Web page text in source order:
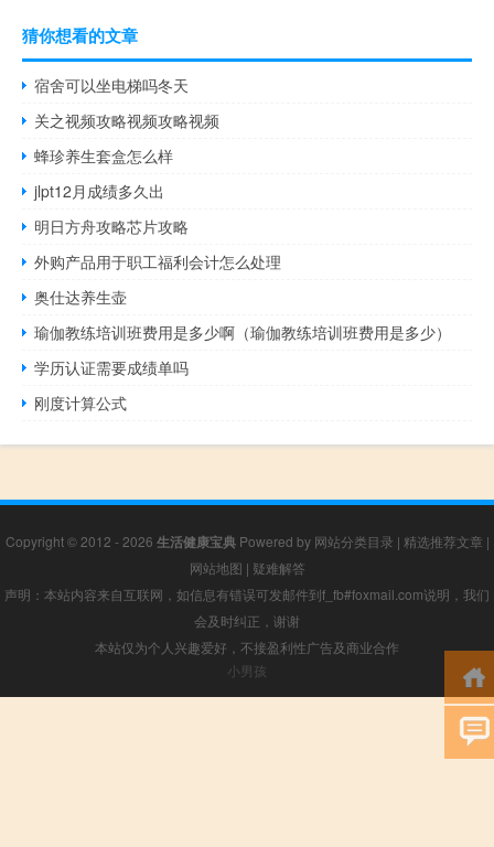
猜你想看的文章
宿舍可以坐电梯吗冬天
关之视频攻略视频攻略视频
蜂珍养生套盒怎么样
jlpt12月成绩多久出
明日方舟攻略芯片攻略
外购产品用于职工福利会计怎么处理
奥仕达养生壶
瑜伽教练培训班费用是多少啊（瑜伽教练培训班费用是多少）
学历认证需要成绩单吗
刚度计算公式
Copyright © 2012 - 2026 生活健康宝典Powered by 网站分类目录 | 精选推荐文章 |
网站地图 | 疑难解答
声明：本站内容来自互联网，如信息有错误可发邮件到f_fb#foxmail.com说明，我们
会及时纠正，谢谢
本站仅为个人兴趣爱好，不接盈利性广告及商业合作
小男孩